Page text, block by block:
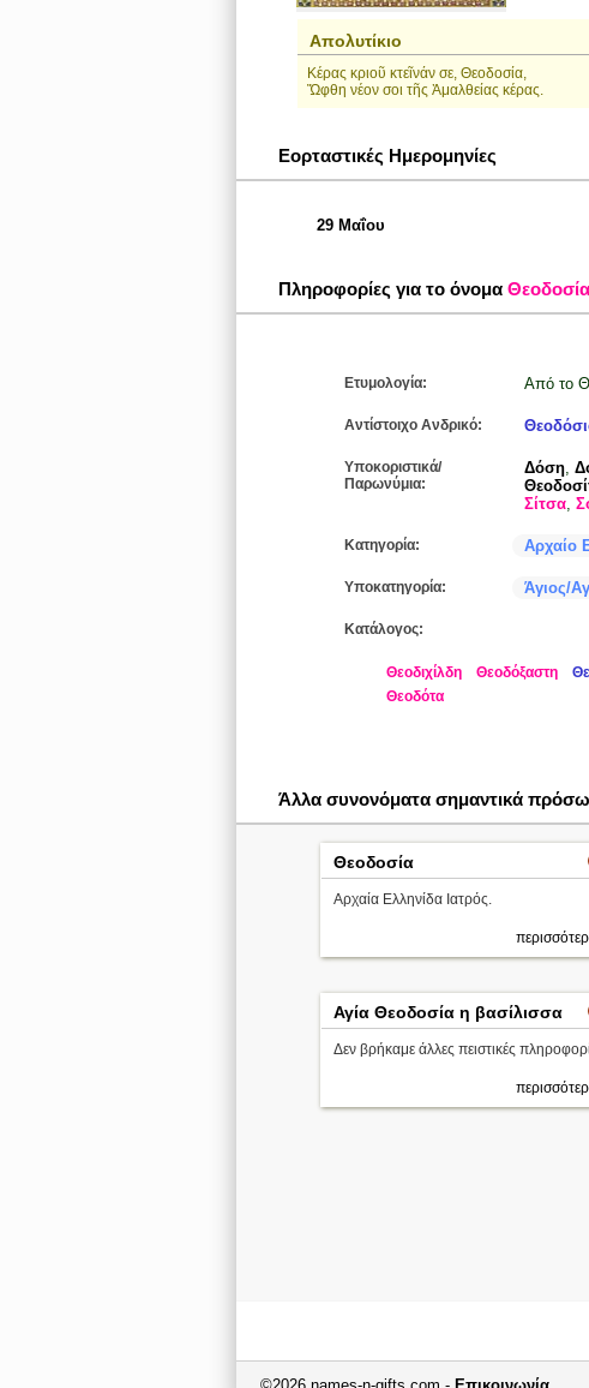
Απολυτίκιο
Κέρας κριοῦ κτεῖνάν σε, Θεοδοσία,
Ὤφθη νέον σοι τῆς Ἀμαλθείας κέρας.
Εορταστικές Ημερομηνίες
29 Μαΐου
Πληροφορίες για το όνομα Θεοδοσία
Ετυμολογία: Από το
Αντίστοιχο Ανδρικό:
Υποκοριστικά/
Παρωνύμια:
Δόση,
Σίτσα,
Κατηγορία: Αρχαίο
Υποκατηγορία: Άγιος/
Κατάλογος:
Θεοδιχίλδη Θεοδόξαστη
Θεοδότα
Άλλα συνονόματα σημαντικά
Θεοδοσία
Αρχαία Ελληνίδα Ιατρός.
Αγία Θεοδοσία η βασίλισσα
Δεν βρήκαμε άλλες πειστικές